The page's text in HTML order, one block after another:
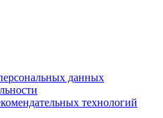
данных
технологий